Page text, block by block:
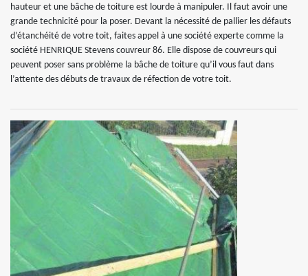
hauteur et une bâche de toiture est lourde à manipuler. Il faut avoir une
grande technicité pour la poser. Devant la nécessité de pallier les défauts
d’étanchéité de votre toit, faites appel à une société experte comme la
société HENRIQUE Stevens couvreur 86. Elle dispose de couvreurs qui
peuvent poser sans problème la bâche de toiture qu’il vous faut dans
l’attente des débuts de travaux de réfection de votre toit.